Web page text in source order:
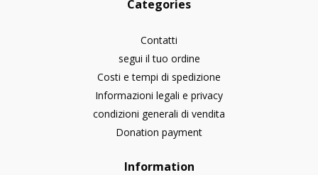
Categories
Contatti
segui il tuo ordine
Costi e tempi di spedizione
Informazioni legali e privacy
condizioni generali di vendita
Donation payment
Information